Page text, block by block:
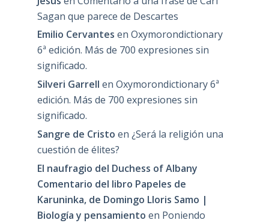
Sagan que parece de Descartes
Emilio Cervantes en Oxymorondictionary
6ª edición. Más de 700 expresiones sin
significado.
Silveri Garrell en Oxymorondictionary 6ª
edición. Más de 700 expresiones sin
significado.
Sangre de Cristo en ¿Será la religión una
cuestión de élites?
El naufragio del Duchess of Albany
Comentario del libro Papeles de
Karuninka, de Domingo Lloris Samo |
Biología y pensamiento en Poniendo